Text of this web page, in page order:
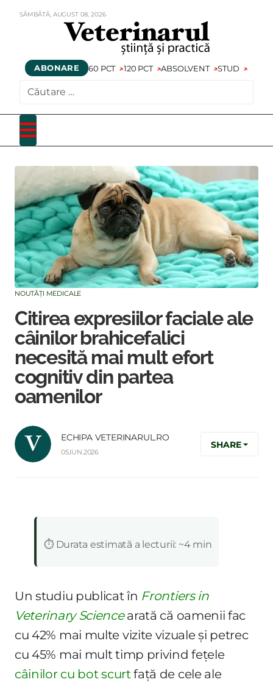
SÂMBĂTĂ, AUGUST 08,2026
ABONARE 60 PCT 120 PCT ABSOLVENT STUD
NOUTĂȚI MEDICALE
Citirea expresiilor faciale ale
câinilor brahicefalici
necesită mai mult efort
cognitiv din partea
oamenilor
ECHIPA VETERINARUL.RO
05.IUN.2026
SHARE
⏱️ Durata estimată a lecturii: ~4 min
Un studiu publicat în Frontiers in
Veterinary Sciencearată că oamenii fac
cu 42% mai multe vizite vizuale și petrec
cu 45% mai mult timp privind fețele
câinilor cu bot scurtfață de cele ale